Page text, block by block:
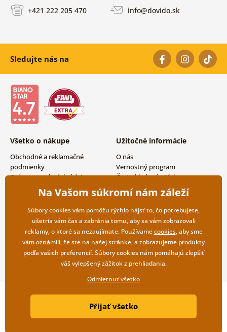
+421 222 205 470 info@dovido.sk
Sledujte nás na
Všetko o nákupe
Obchodné a reklamačné
podmienky
Ochrana osobných údajov
Možnosti dopravy a platby
Vrátenie tovaru
Užitočné informácie
O nás
Vernostný program
Často kladené otázky
Magazín
Kontakty
Veľkoobchodná spolupráca
Copyright ©2019 © Dovido.sk.
Litvanyi.sk| E-shop vytvorila
Na Vašom súkromí nám záleží
Súbory cookies vám pomôžu rýchlo nájsť to, čo potrebujete,
ušetria vám čas a zabránia tomu, aby sa vám zobrazovali
reklamy, o ktoré sa nezaujímate. Používamecookies, aby sme
vám oznámili, že ste na našej stránke, a zobrazujeme produkty
podľa vašich preferencií. Súbory cookies nám pomáhajú zlepšiť
váš vylepšený zážitok z prehliadania.
Odmietnuť všetko
Přijať všetko